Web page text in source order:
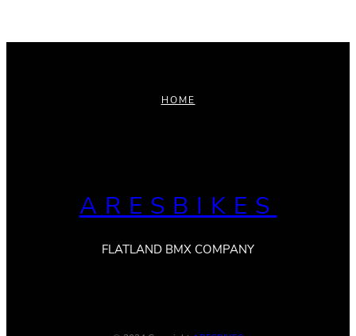
HOME
ARESBIKES
FLATLAND BMX COMPANY